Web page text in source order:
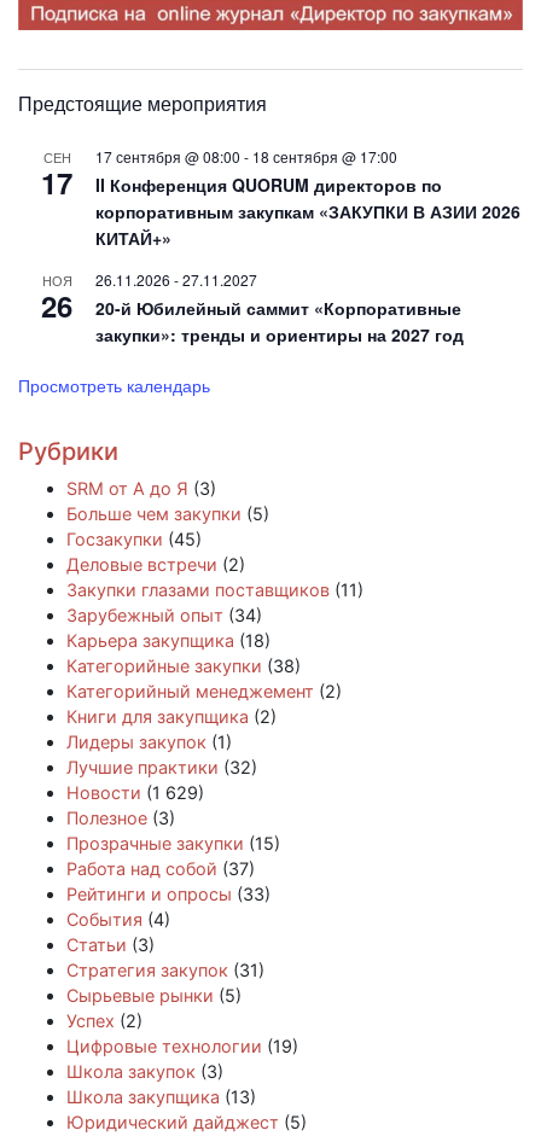
Предстоящие мероприятия
СЕН
17
17 сентября @ 08:00 - 18 сентября @ 17:00
II Конференция QUORUM директоров по
корпоративным закупкам «ЗАКУПКИ В АЗИИ 2026
КИТАЙ+»
НОЯ
26
26.11.2026 -27.11.2027
20-й Юбилейный саммит «Корпоративные
закупки»: тренды и ориентиры на 2027 год
Просмотреть календарь
Рубрики
SRM от А до Я (3)
Больше чем закупки (5)
Госзакупки (45)
Деловые встречи (2)
Закупки глазами поставщиков (11)
Зарубежный опыт (34)
Карьера закупщика (18)
Категорийные закупки (38)
Категорийный менеджемент (2)
Книги для закупщика (2)
Лидеры закупок (1)
Лучшие практики (32)
Новости (1 629)
Полезное (3)
Прозрачные закупки (15)
Работа над собой (37)
Рейтинги и опросы (33)
События (4)
Статьи (3)
Стратегия закупок (31)
Сырьевые рынки (5)
Успех (2)
Цифровые технологии (19)
Школа закупок (3)
Школа закупщика (13)
Юридический дайджест (5)